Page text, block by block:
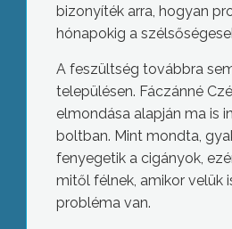
bizonyíték arra, hogyan
hónapokig a
A feszültség továbbra
településen. Fáczánné
elmondása alapján ma is
boltban. Mint mondta,
fenyegetik a cigányok,
mitől félnek, amikor velük
probléma van.